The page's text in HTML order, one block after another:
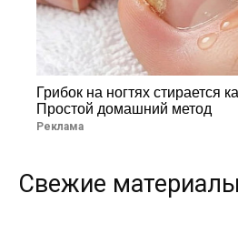
Грибок на ногтях стирается
Простой домашний метод
Реклама
Свежие материалы